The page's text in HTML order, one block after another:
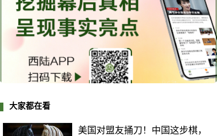
大家都在看
美国对盟友捅刀！中国这步棋，